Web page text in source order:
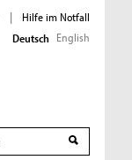
|
Hilfe im Notfall
Deutsch English